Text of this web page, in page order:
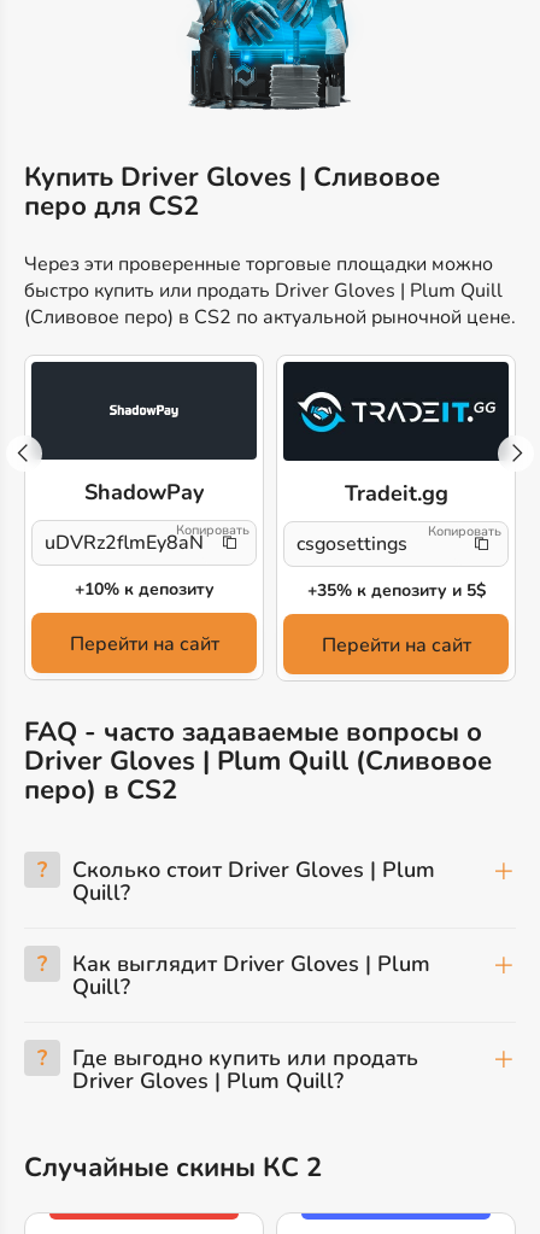
Купить Driver Gloves | Сливовое
перо для CS2
Через эти проверенные торговые площадки можно
быстро купить или продать Driver Gloves | Plum Quill
(Сливовое перо) в CS2 по актуальной рыночной цене.
ShadowPay
uDVRz2flmEy8aN1
+10% к депозиту
Перейти на сайт
Tradeit.gg
csgosettings
+35% к депозиту и 5$
Перейти на сайт
FAQ - часто задаваемые вопросы о
Driver Gloves | Plum Quill (Сливовое
перо) в CS2
? Сколько стоит Driver Gloves | Plum
Quill?
? Как выглядит Driver Gloves | Plum
Quill?
? Где выгодно купить или продать
Driver Gloves | Plum Quill?
Случайные скины КС 2